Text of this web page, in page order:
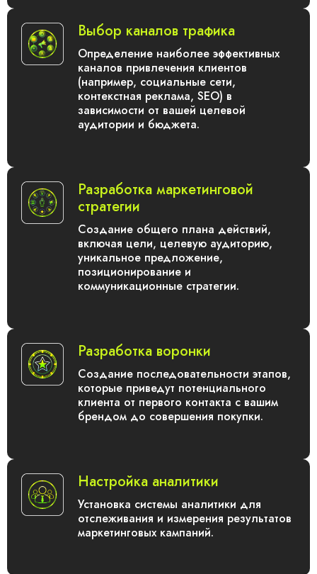
Выбор каналов трафика
Определение наиболее эффективных
каналов привлечения клиентов
(например, социальные сети,
контекстная реклама, SEO) в
зависимости от вашей целевой
аудитории и бюджета.
Разработка маркетинговой
стратегии
Создание общего плана действий,
включая цели, целевую аудиторию,
уникальное предложение,
позиционирование и
коммуникационные стратегии.
Разработка воронки
Создание последовательности этапов,
которые приведут потенциального
клиента от первого контакта с вашим
брендом до совершения покупки.
Настройка аналитики
Установка системы аналитики для
отслеживания и измерения результатов
маркетинговых кампаний.